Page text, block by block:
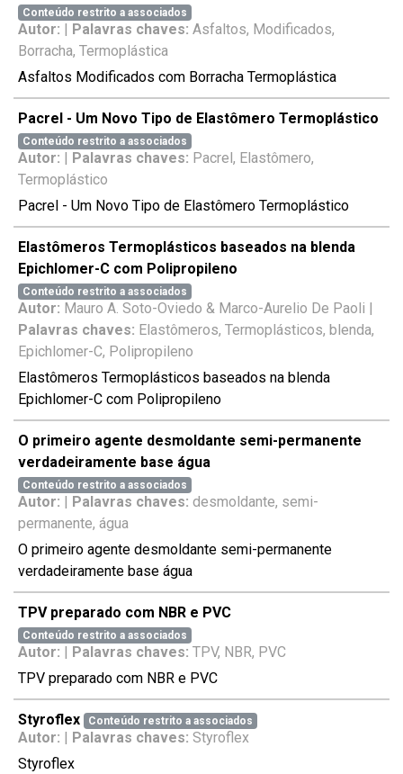
Conteúdo restrito a associados
Autor: Palavras chaves: Asfaltos, Modificados,
Borracha, Termoplástica
Asfaltos Modificados com Borracha Termoplástica
Pacrel - Um Novo Tipo de Elastômero Termoplástico
Conteúdo restrito a associados
Autor: Palavras chaves: Pacrel, Elastômero,
Termoplástico
Pacrel - Um Novo Tipo de Elastômero Termoplástico
Elastômeros Termoplásticos baseados na blenda
Epichlomer-C com Polipropileno
Conteúdo restrito a associados
Autor: Mauro A. Soto-Oviedo & Marco-Aurelio De Paoli |
Palavras chaves: Elastômeros, Termoplásticos, blenda,
Epichlomer-C, Polipropileno
Elastômeros Termoplásticos baseados na blenda
Epichlomer-C com Polipropileno
O primeiro agente desmoldante semi-permanente
verdadeiramente base água
Conteúdo restrito a associados
Autor: Palavras chaves: desmoldante, semi-
permanente, água
O primeiro agente desmoldante semi-permanente
verdadeiramente base água
TPV preparado com NBR e PVC
Conteúdo restrito a associados
Autor: Palavras chaves: TPV, NBR, PVC
TPV preparado com NBR e PVC
Styroflex Conteúdo restrito a associados
Autor: Palavras chaves: Styroflex
Styroflex